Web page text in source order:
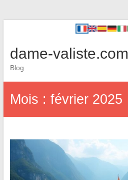
dame-valiste.com
Blog
Mois : février 2025